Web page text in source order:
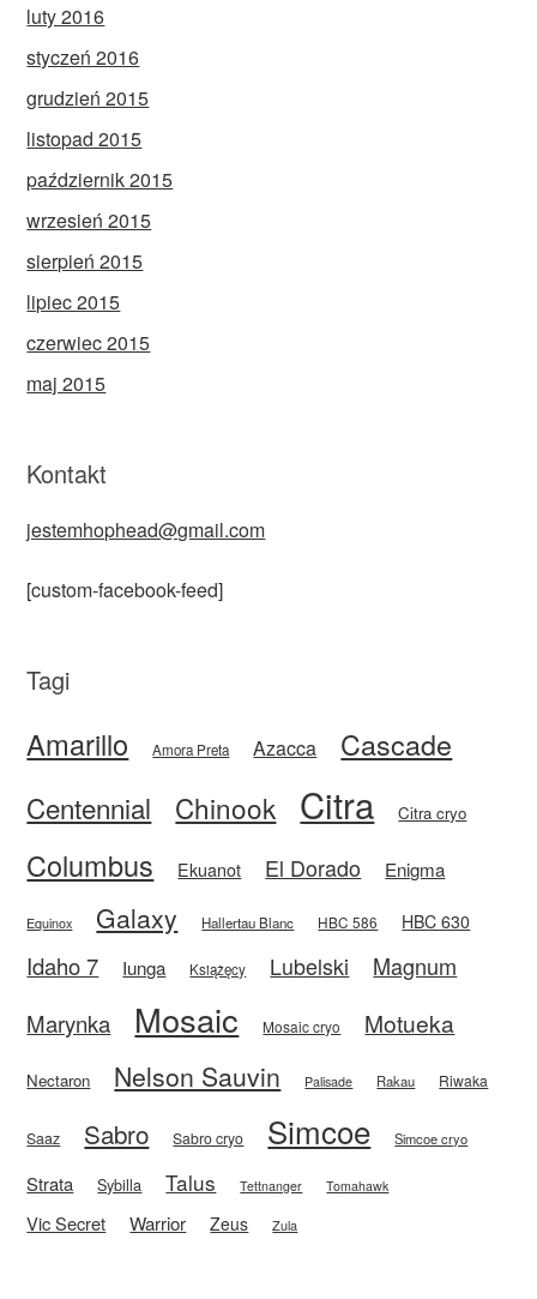
luty 2016
styczeń 2016
grudzień 2015
listopad 2015
październik 2015
wrzesień 2015
sierpień 2015
lipiec 2015
czerwiec 2015
maj 2015
Kontakt
jestemhophead@gmail.com
[custom-facebook-feed]
Tagi
Amarillo Amora Preta Azacca Cascade
Centennial Chinook Citra Citra cryo
Columbus Ekuanot El Dorado Enigma
Equinox Galaxy Hallertau Blanc HBC 586 HBC 630
Idaho 7 Iunga Książęcy Lubelski
Magnum
Marynka
Mosaic Mosaic cryo Motueka
Nectaron Nelson Sauvin Palisade Rakau Riwaka
Saaz Sabro Sabro cryo Simcoe Simcoe cryo
Strata Sybilla Talus Tettnanger Tomahawk
Vic Secret Warrior Zeus Zula